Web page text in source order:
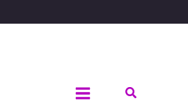
Cerca